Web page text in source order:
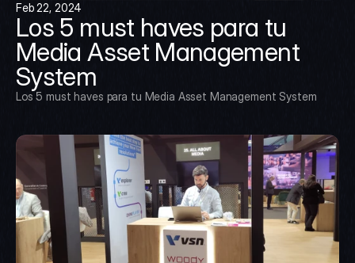
Feb 22, 2024
Los 5 must haves para tu
Media Asset Management
System
Los 5 must haves para tu Media Asset Management System